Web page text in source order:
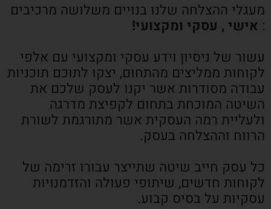
מעגלי ההצלחה שלנו בנויים משלושה מרכיבים
: אישי , עסקי ומקצועי!
עשור של ניסיון וידע עסקי ומקצועי עם אלפי
לקוחות ממליצים מהתחום, יצקו לתוכם תוכניות
עבודה מסודרות אשר יקנו לעסק שלכם את
השיטה המוכחת בתחום לקפיצת מדרגה
ולעליית רמה העסקית אשר מתורגמת לשורת
הרווח וההצלחה בעסק.
כל עסק חייב שיטה שתייצר עבורו זרימה של
לקוחות חדשים, שיתופי פעולה והזדמנויות
עסקיות על בסיס קבוע.